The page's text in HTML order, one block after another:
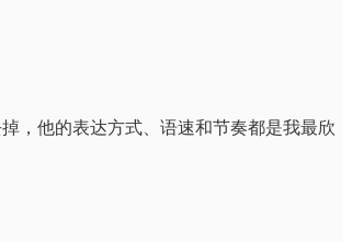
，他的表达方式、语速和节奏都是我最欣